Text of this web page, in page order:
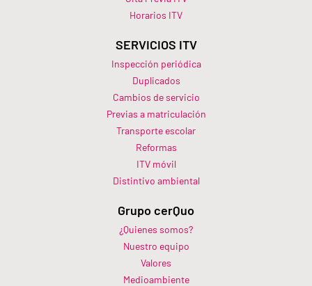
Horarios ITV​
SERVICIOS ITV
Inspección periódica
Duplicados
Cambios de servicio
Previas a matriculación
Transporte escolar
Reformas
ITV móvil
Distintivo ambiental
Grupo cerQuo
¿Quienes somos?
Nuestro equipo
Valores
Medioambiente